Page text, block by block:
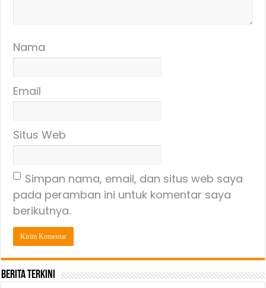
Nama
Email
Situs Web
Simpan nama, email, dan situs web saya
pada peramban ini untuk komentar saya
berikutnya.
Berita Terkini